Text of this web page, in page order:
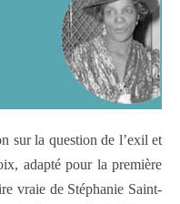
sur la question de l’exil et
adapté pour la première
vraie de Stéphanie Saint-